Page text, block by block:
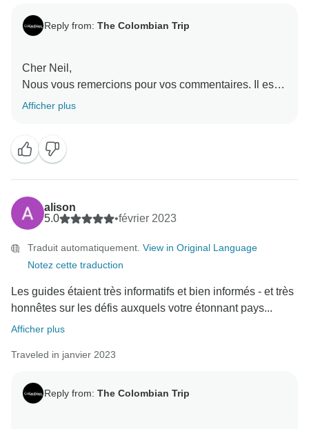
Reply from: The Colombian Trip
Cher Neil,
Nous vous remercions pour vos commentaires. Il est
très important pour nous de connaître vos impressions
planifier votre voyage.
Nous vous remercions d'avoir choisi notre pays, cela
signifie beaucoup pour nous lorsque des voyageurs
nous rendent visite.
Nous vous souhaitons le meilleur dans ce monde,
Andrea
Afficher plus
alison
5.0
•février 2023
Traduit automatiquement. View in Original Language
Notez cette traduction
Les guides étaient très informatifs et bien informés - et très
honnêtes sur les défis auxquels votre étonnant pays...
Afficher plus
Traveled in janvier 2023
Reply from: The Colombian Trip